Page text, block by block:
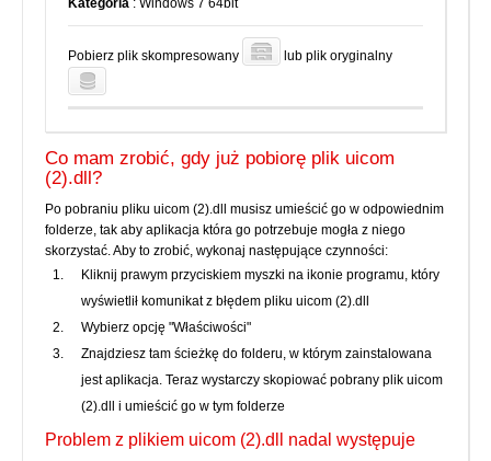
Kategoria : Windows 7 64bit
Pobierz plik skompresowany lub plik oryginalny
Co mam zrobić, gdy już pobiorę plik uicom
(2).dll?
Po pobraniu pliku uicom (2).dll musisz umieścić go w odpowiednim
folderze, tak aby aplikacja która go potrzebuje mogła z niego
skorzystać. Aby to zrobić, wykonaj następujące czynności:
Kliknij prawym przyciskiem myszki na ikonie programu, który
wyświetlił komunikat z błędem pliku uicom (2).dll
Wybierz opcję "Właściwości"
Znajdziesz tam ścieżkę do folderu, w którym zainstalowana
jest aplikacja. Teraz wystarczy skopiować pobrany plik uicom
(2).dll i umieścić go w tym folderze
Problem z plikiem uicom (2).dll nadal występuje